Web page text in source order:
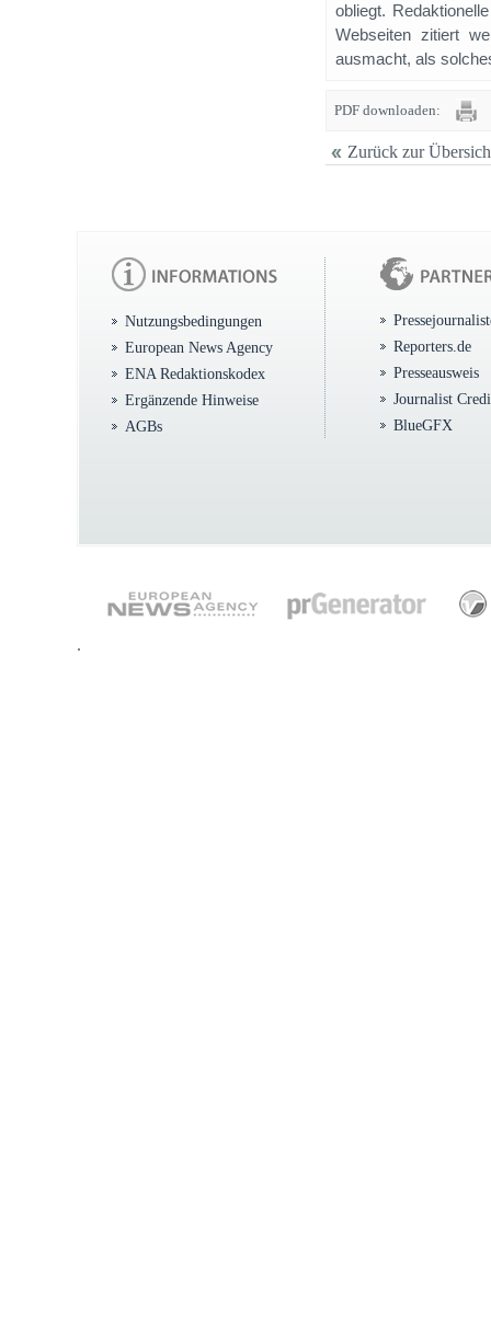
obliegt.
Webseiten zitiert
ausmacht, als
PDF downloaden:
Zurück zur
Nutzungsbedingungen
European News Agency
ENA Redaktionskodex
Ergänzende Hinweise
AGBs
Reporters.de
Presseausweis
Journalist
BlueGFX
.